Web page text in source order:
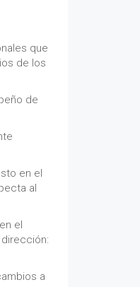
que
de los
de
en el
al
el
a